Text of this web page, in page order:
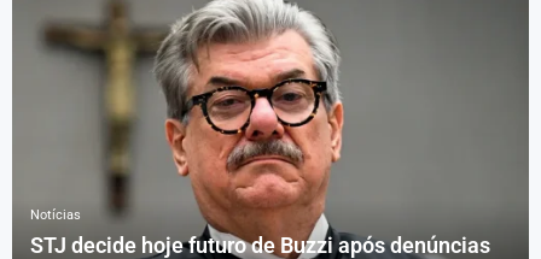
Notícias
STJ decide hoje futuro de Buzzi após denúncias